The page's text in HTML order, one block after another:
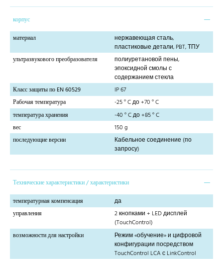
корпус
материал
нержавеющая сталь,
пластиковые детали, PBT, ТПУ
ультразвукового преобразователя
полиуретановой пены,
эпоксидной смолы с
содержанием стекла
Класс защиты по EN 60529
IP 67
Рабочая температура
-25 ° C до +70 ° C
температура хранения
-40 ° C до +85 ° C
вес
150 g
последующие версии
Кабельное соединение (по
запросу)
Технические характеристики / характеристики
температурная компенсация
да
управления
2 кнопками + LED дисплей
(TouchControl)
возможности для настройки
Режим «обучение» и цифровой
конфигурации посредством
TouchControl LCA с LinkControl